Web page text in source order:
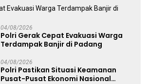
04/08/2026
Polri Gerak Cepat Evakuasi Warga
Terdampak Banjir di Padang
04/08/2026
Polri Pastikan Situasi Keamanan
Pusat-Pusat Ekonomi Nasional